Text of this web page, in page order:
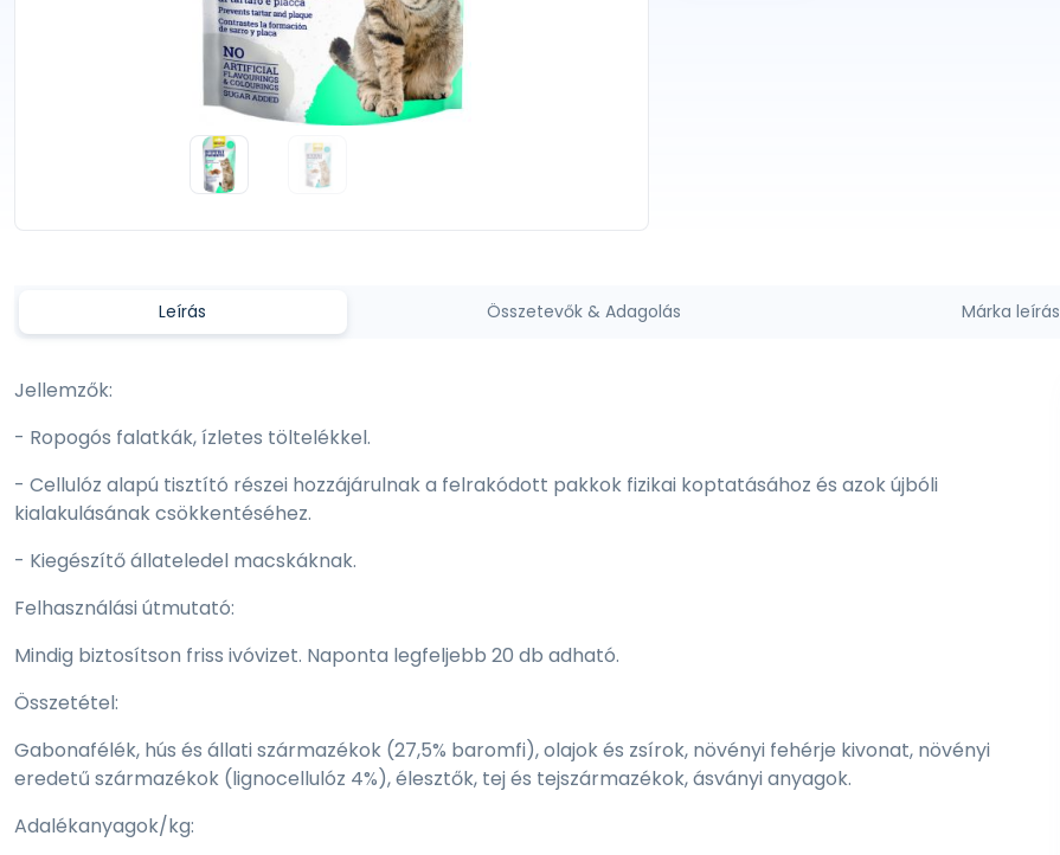
Leírás Összetevők & Adagolás Márka leírás
Jellemzők:
- Ropogós falatkák, ízletes töltelékkel.
- Cellulóz alapú tisztító részei hozzájárulnak a felrakódott pakkok fizikai koptatásához és azok újbóli
kialakulásának csökkentéséhez.
- Kiegészítő állateledel macskáknak.
Felhasználási útmutató:
Mindig biztosítson friss ivóvizet. Naponta legfeljebb 20 db adható.
Összetétel:
Gabonafélék, hús és állati származékok (27,5% baromfi), olajok és zsírok, növényi fehérje kivonat, növényi
eredetű származékok (lignocellulóz 4%), élesztők, tej és tejszármazékok, ásványi anyagok.
Adalékanyagok/kg: